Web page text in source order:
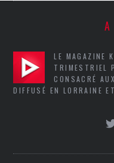
LE MAGAZINE
TRIMESTRIEL
CONSACRÉ
DIFFUSÉ EN LORRAINE